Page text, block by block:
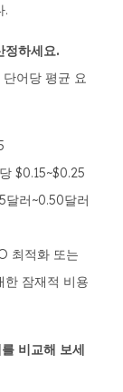
.
정하세요.
어당 평균 요
$0.15~$0.25
달러~0.50달러
최적화 또는
한 잠재적 비용
비교해 보세